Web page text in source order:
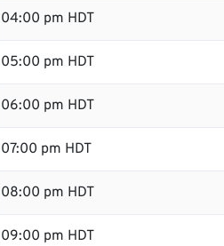
04:00 pm HDT
05:00 pm HDT
06:00 pm HDT
07:00 pm HDT
08:00 pm HDT
09:00 pm HDT